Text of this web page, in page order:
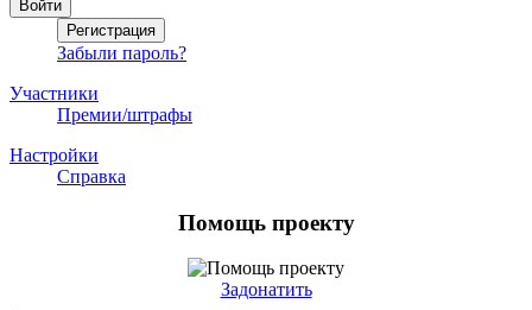
Забыли пароль?
Участники
Премии/штрафы
Настройки
Справка
Помощь проекту
Задонатить